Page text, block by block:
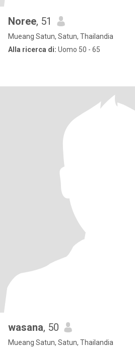
Noree, 51
Mueang Satun, Satun, Thailandia
Alla ricerca di: Uomo 50 - 65
wasana, 50
Mueang Satun, Satun, Thailandia